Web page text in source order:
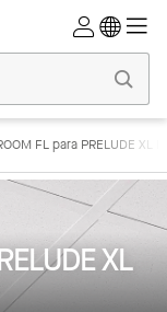
FL para PRELUDE XL
XL